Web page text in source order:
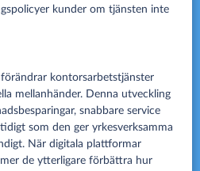
kunder om tjänsten inte
kontorsarbetstjänster
mellanhänder. Denna utveckling
snabbare service
som den ger yrkesverksamma
När digitala plattformar
de ytterligare förbättra hur